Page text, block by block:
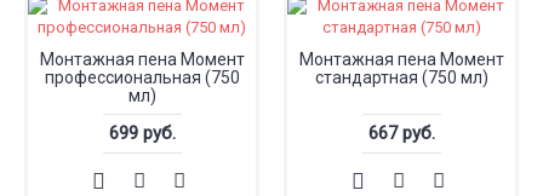
Монтажная пена Момент
профессиональная (750
мл)
699 руб.
Монтажная пена Момент
стандартная (750 мл)
667 руб.